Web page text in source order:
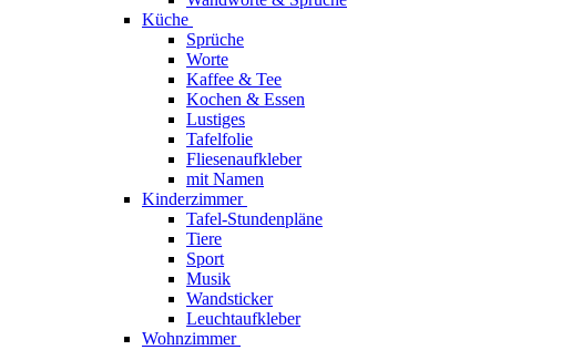
Küche
Sprüche
Worte
Kaffee & Tee
Kochen & Essen
Lustiges
Tafelfolie
Fliesenaufkleber
mit Namen
Kinderzimmer
Tafel-Stundenpläne
Tiere
Sport
Musik
Wandsticker
Leuchtaufkleber
Wohnzimmer